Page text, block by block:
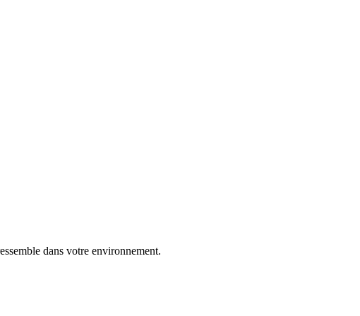
dans votre environnement.